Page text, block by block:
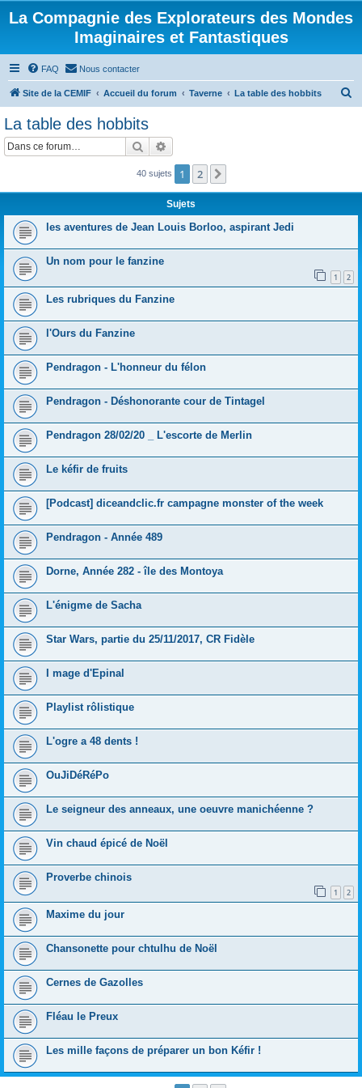
La Compagnie des Explorateurs des Mondes
Imaginaires et Fantastiques
FAQ Nous contacter
Site de la CEMIF Accueil du forum Taverne La table des hobbits
e
La table des hobbits
Rechercher
40 sujets 1 2
Sujets
les aventures de Jean Louis Borloo, aspirant Jedi
Un nom pour le fanzine
1 2
Les rubriques du Fanzine
l'Ours du Fanzine
Pendragon - L'honneur du félon
Pendragon - Déshonorante cour de Tintagel
Pendragon 28/02/20 _ L'escorte de Merlin
Le kéfir de fruits
[Podcast] diceandclic.fr campagne monster of the week
Pendragon - Année 489
Dorne, Année 282 - île des Montoya
L'énigme de Sacha
Star Wars, partie du 25/11/2017, CR Fidèle
I mage d'Epinal
Playlist rôlistique
L'ogre a 48 dents !
OuJiDéRéPo
Le seigneur des anneaux, une oeuvre manichéenne ?
Vin chaud épicé de Noël
Proverbe chinois
1 2
Maxime du jour
Chansonette pour chtulhu de Noël
Cernes de Gazolles
Fléau le Preux
Les mille façons de préparer un bon Kéfir !